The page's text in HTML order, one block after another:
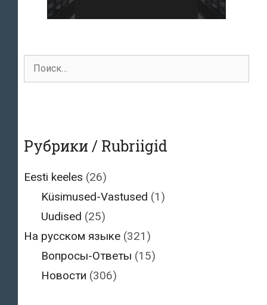
Поиск
для:
Рубрики / Rubriigid
Eesti keeles (26)
Küsimused-Vastused (1)
Uudised (25)
На русском языке (321)
Вопросы-Ответы (15)
Новости (306)